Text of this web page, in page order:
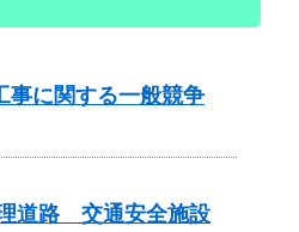
に関する一般競争
道路 交通安全施設